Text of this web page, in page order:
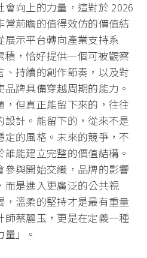
向上的力量，這對於 2026
常前瞻的值得效仿的價值結
示平台轉向產業支持系
，恰好提供一個可被觀察
持續的創作節奏，以及對
牌具備穿越周期的能力。
但真正能留下來的，往往
計。能留下的，從來不是
的風格。未來的競爭，不
能建立完整的價值結構。
與開始交織，品牌的影響
而是進入更廣泛的公共視
溫柔的堅持才是最有重量
蔡麗玉，更是在定義一種
」。